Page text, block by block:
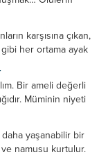
ve kusurlarını
fayda da vermez....
karşısına çıkan,
her ortama ayak
mümin gibi
Bir ameli değerli
Müminin niyeti
Gösteriş için
yaşanabilir bir
ve namusu kurtulur.